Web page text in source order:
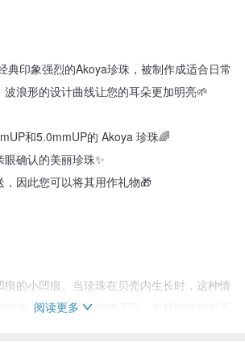
典印象强烈的Akoya珍珠，被制作成适合日常
浪形的设计曲线让您的耳朵更加明亮🌱
和5.0mmUP的 Akoya 珍珠🌈
确认的美丽珍珠✨
因此您可以将其用作礼物🎁
的小凹痕。当珍珠在贝壳内生长时，这种情
被冲上岸后出现的疤痕不同。每颗珍珠都有不
阅读更多